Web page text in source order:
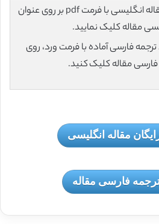
برای دانلود رایگان مقاله انگلیسی با فرمت pdf بر روی عنوان
مقاله کلیک نمایید.
ترجمه فارسی آماده با فرمت ورد، روی
مقاله کلیک کنید.
مقاله انگلیسی
فارسی مقاله